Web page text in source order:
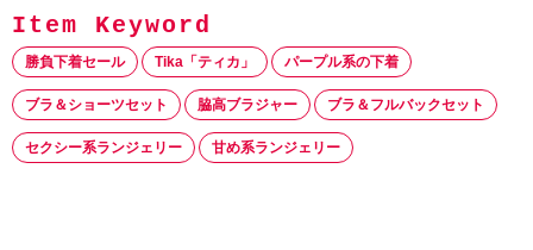
勝負下着セール Tika「ティカ」 パープル系の下着
ブラ＆ショーツセット 脇高ブラジャー ブラ＆フルバックセット
セクシー系ランジェリー 甘め系ランジェリー